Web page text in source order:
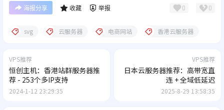
海报分享 收藏 举报 0 0
svg 云服务器 电商网站 香港云服务器
VPS推荐
恒创主机：香港站群服务器推
荐 - 253个多IP支持
2024-1-12 23:29:35
VPS推荐
日本云服务器推荐：高带宽直
连 + 全域低延迟
2025-8-29 13:58:35